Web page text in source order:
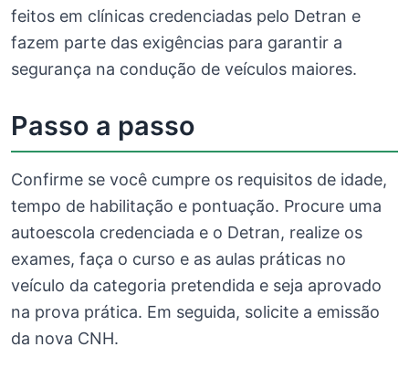
feitos em clínicas credenciadas pelo Detran e
fazem parte das exigências para garantir a
segurança na condução de veículos maiores.
Passo a passo
Confirme se você cumpre os requisitos de idade,
tempo de habilitação e pontuação. Procure uma
autoescola credenciada e o Detran, realize os
exames, faça o curso e as aulas práticas no
veículo da categoria pretendida e seja aprovado
na prova prática. Em seguida, solicite a emissão
da nova CNH.